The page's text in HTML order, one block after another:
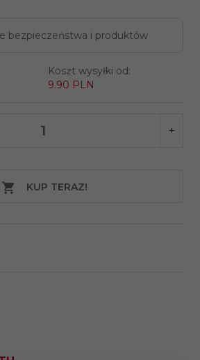
bezpieczeństwa i produktów
Koszt wysyłki od:
9.90 PLN
KUP TERAZ!